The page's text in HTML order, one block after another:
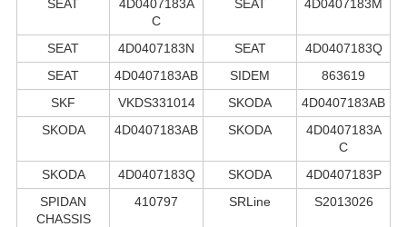
SEAT
4D0407183A
C
SEAT 4D0407183M
SEAT 4D0407183N SEAT
4D0407183Q
SEAT
4D0407183AB SIDEM
863619
SKF
VKDS331014 SKODA
4D0407183AB
SKODA
4D0407183AB SKODA
4D0407183A
C
SKODA
4D0407183Q SKODA
4D0407183P
SPIDAN
CHASSIS
410797 SRLine S2013026